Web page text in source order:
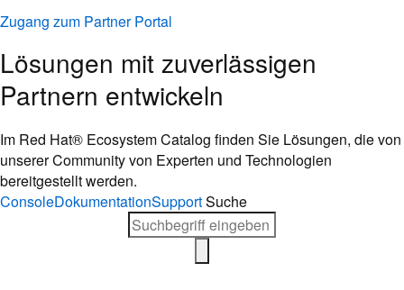
Zugang zum Partner Portal
Lösungen mit zuverlässigen
Partnern entwickeln
Im Red Hat® Ecosystem Catalog finden Sie Lösungen, die von
unserer Community von Experten und Technologien
bereitgestellt werden.
ConsoleDokumentationSupportSuche